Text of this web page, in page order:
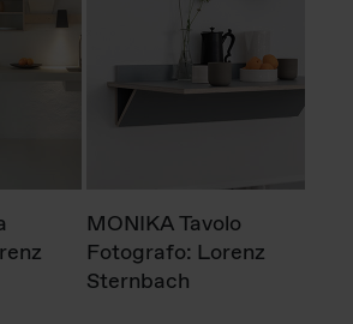
MONIKA Tavolo
Fotografo: Lorenz
Sternbach